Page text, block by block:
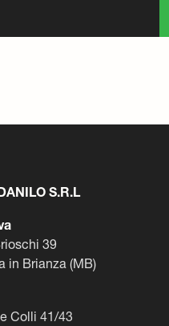
S.R.L
39
in Brianza (MB)
Colli 41/43